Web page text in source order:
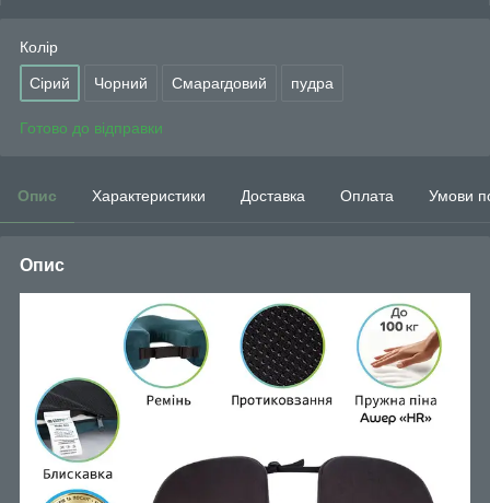
Колір
Сірий Чорний Смарагдовий пудра
Готово до відправки
Опис Характеристики Доставка Оплата Умови
Опис